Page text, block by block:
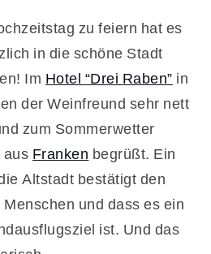
zu feiern hat es
in die schöne Stadt
Im Hotel “Drei Raben” in
der Weinfreund sehr nett
zum Sommerwetter
aus Franken begrüßt. Ein
Altstadt bestätigt den
und dass es ein
ist. Und das